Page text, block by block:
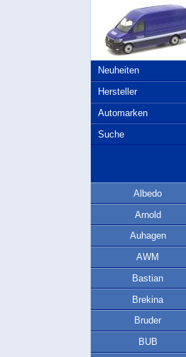
Neuheiten
Hersteller
Automarken
Suche
Albedo
Arnold
Auhagen
AWM
Bastian
Brekina
Bruder
BUB